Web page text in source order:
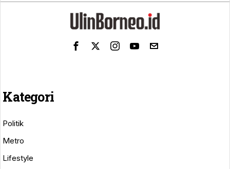
Kategori
Politik
Metro
Lifestyle